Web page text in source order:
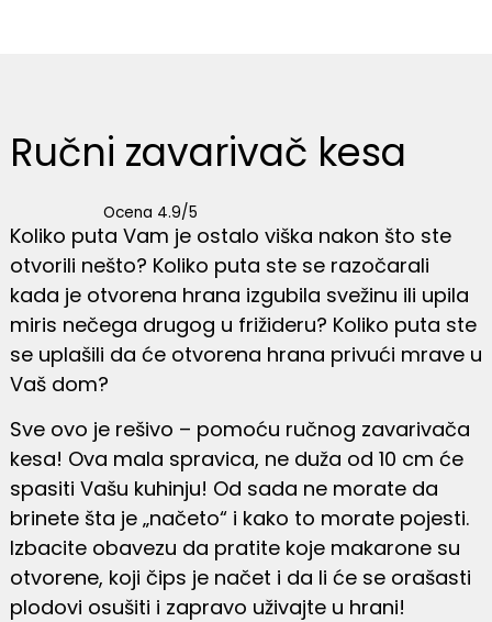
Ručni zavarivač kesa
Ocena 4.9/5
Koliko puta Vam je ostalo viška nakon što ste
otvorili nešto? Koliko puta ste se razočarali
kada je otvorena hrana izgubila svežinu ili upila
miris nečega drugog u frižideru? Koliko puta ste
se uplašili da će otvorena hrana privući mrave u
Vaš dom?
Sve ovo je rešivo – pomoću ručnog zavarivača
kesa! Ova mala spravica, ne duža od 10 cm će
spasiti Vašu kuhinju! Od sada ne morate da
brinete šta je „načeto“ i kako to morate pojesti.
Izbacite obavezu da pratite koje makarone su
otvorene, koji čips je načet i da li će se orašasti
plodovi osušiti i zapravo uživajte u hrani!